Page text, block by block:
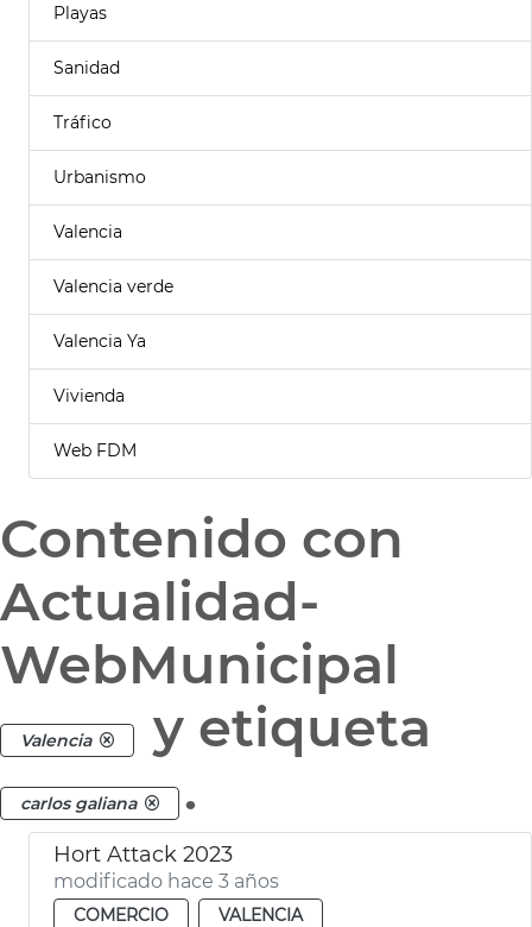
Playas
Sanidad
Tráfico
Urbanismo
Valencia
Valencia verde
Valencia Ya
Vivienda
Web FDM
Contenido con
Actualidad-
WebMunicipal
Valencia y etiqueta
carlos galiana .
Hort Attack 2023
modificado hace 3 años
COMERCIO
VALENCIA